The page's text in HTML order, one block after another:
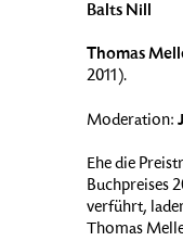
Balts Nill
Thomas
2011).
Moderation:
Ehe die
Buchpreises
verführt,
Thomas